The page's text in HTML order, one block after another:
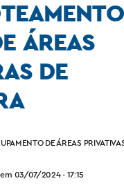
ÁREAS
DE
DE ÁREAS
03/07/2024 - 17:15